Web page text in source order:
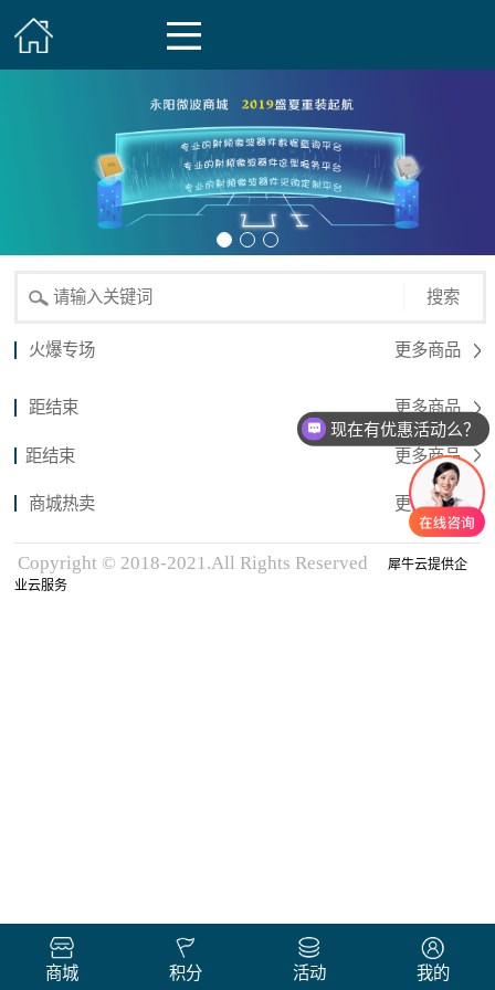
搜索
火爆专场 更多商品
距结束 更多商品
距结束 更多商品
商城热卖 更多商品
Copyright © 2018-2021.All Rights Reserved
犀牛云提供企
业云服务
商城 积分 活动 我的
现在有优惠活动么？